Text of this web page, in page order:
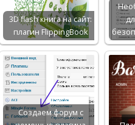
3D flash книга на сайт:
плагин FlippingBook
Создаем форум с